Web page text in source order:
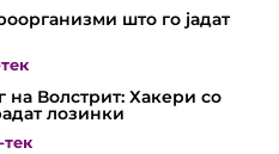
што го јадат
Волстрит: Хакери со
лозинки
тек